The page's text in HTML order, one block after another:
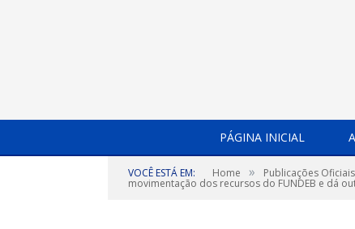
PÁGINA INICIAL
VOCÊ ESTÁ EM: Home » Publicações Oficiais
movimentação dos recursos do FUNDEB e dá